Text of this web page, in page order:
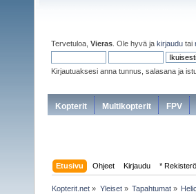
Tervetuloa, Vieras . Ole hyvä ja kirjaudu tai
Kirjautuaksesi anna tunnus, salasana ja
Kopterit Multikopterit FPV
Etusivu Ohjeet Kirjaudu *
Kopterit.net » Yleiset» Tapahtumat»